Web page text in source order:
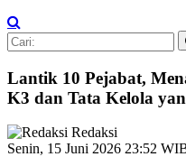
Lantik 10 Pejabat,
K3 dan Tata Kelola
Redaksi
Senin, 15 Juni 2026 23:52